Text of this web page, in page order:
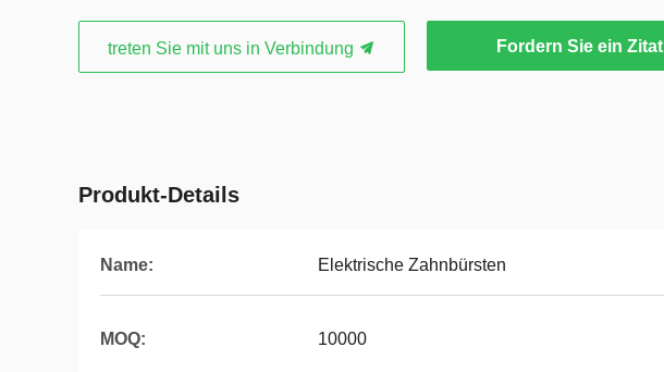
treten Sie mit uns in Verbindung Fordern Sie ein Zitat
Produkt-Details
Name: Elektrische Zahnbürsten
MOQ: 10000